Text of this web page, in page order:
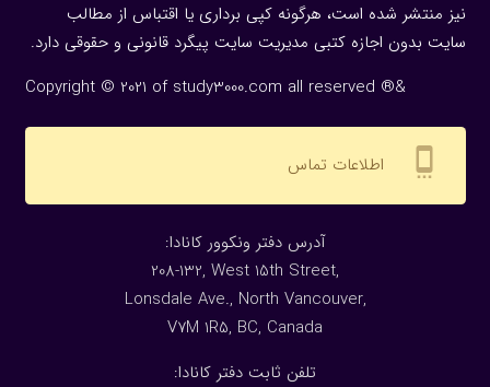
نیز منتشر شده است، هرگونه كپی برداری یا اقتباس از مطالب
سایت بدون اجازه كتبی مدیریت سایت پیگرد قانونی و حقوقی دارد.
Copyright © 2021 of study3000.com all reserved ®&
settings_cell اطلاعات تماس
:آدرس دفتر ونکوور کانادا
208-132, West 15th Street,
Lonsdale Ave., North Vancouver,
V7M 1R5, BC, Canada
:تلفن ثابت دفتر کانادا